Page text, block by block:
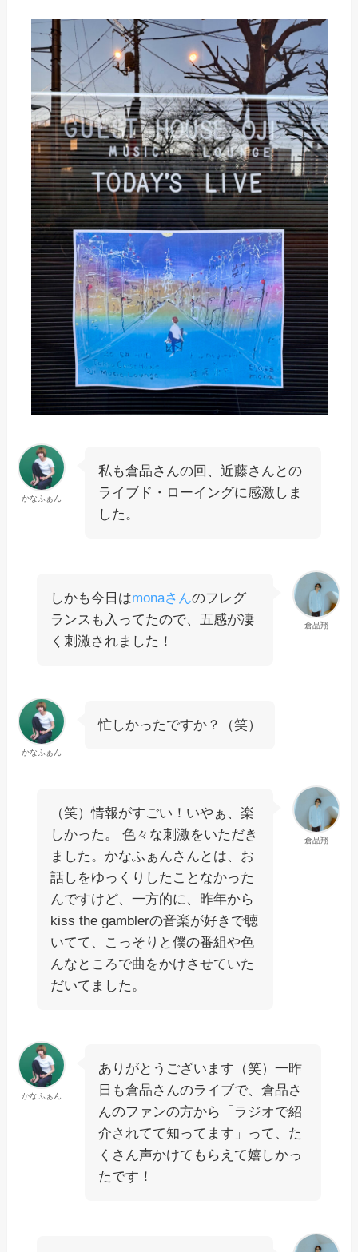
かなふぁん
私も倉品さんの回、近藤さんとの
ライブド・ローイングに感激しま
した。
倉品翔
しかも今日はmonaさんのフレグ
ランスも入ってたので、五感が凄
く刺激されました！
かなふぁん
忙しかったですか？（笑）
倉品翔
（笑）情報がすごい！いやぁ、楽
しかった。 色々な刺激をいただき
ました。かなふぁんさんとは、お
話しをゆっくりしたことなかった
んですけど、一方的に、昨年から
kiss the gamblerの音楽が好きで聴
いてて、こっそりと僕の番組や色
んなところで曲をかけさせていた
だいてました。
かなふぁん
ありがとうございます（笑）一昨
日も倉品さんのライブで、倉品さ
んのファンの方から「ラジオで紹
介されてて知ってます」って、た
くさん声かけてもらえて嬉しかっ
たです！